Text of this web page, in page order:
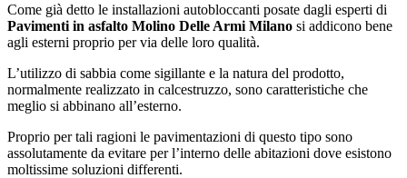
Come già detto le installazioni autobloccanti posate dagli esperti di
Pavimenti in asfalto Molino Delle Armi Milano si addicono bene
agli esterni proprio per via delle loro qualità.
L’utilizzo di sabbia come sigillante e la natura del prodotto,
normalmente realizzato in calcestruzzo, sono caratteristiche che
meglio si abbinano all’esterno.
Proprio per tali ragioni le pavimentazioni di questo tipo sono
assolutamente da evitare per l’interno delle abitazioni dove esistono
moltissime soluzioni differenti.